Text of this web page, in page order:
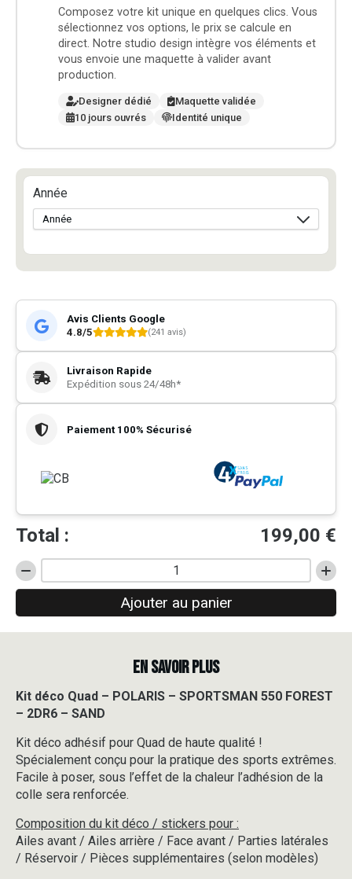
Composez votre kit unique en quelques clics. Vous
sélectionnez vos options, le prix se calcule en
direct. Notre studio design intègre vos éléments et
vous envoie une maquette à valider avant
production.
Designer dédié
Maquette validée
10 jours ouvrés
Identité unique
Année
Avis Clients Google
4.8/5
(241 avis)
Livraison Rapide
Expédition sous 24/48h*
Paiement 100% Sécurisé
Total : 199,00 €
quantité
de
Quad
SPORTSMAN
550
-
2DR6
-
SAND
Ajouter au panier
EN SAVOIR PLUS
Kit déco Quad – POLARIS – SPORTSMAN 550 FOREST
– 2DR6 – SAND
Kit déco adhésif pour Quad de haute qualité !
Spécialement conçu pour la pratique des sports extrêmes.
Facile à poser, sous l’effet de la chaleur l’adhésion de la
colle sera renforcée.
Composition du kit déco / stickers pour :
Ailes avant / Ailes arrière / Face avant / Parties latérales
/ Réservoir / Pièces supplémentaires (selon modèles)